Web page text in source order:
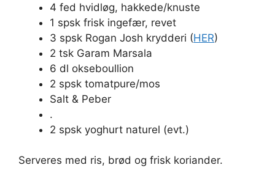
4 fed hvidløg, hakkede/knuste
1 spsk frisk ingefær, revet
3 spsk Rogan Josh krydderi (HER)
2 tsk Garam Marsala
6 dl okseboullion
2 spsk tomatpure/mos
Salt & Peber
.
2 spsk yoghurt naturel (evt.)
Serveres med ris, brød og frisk koriander.